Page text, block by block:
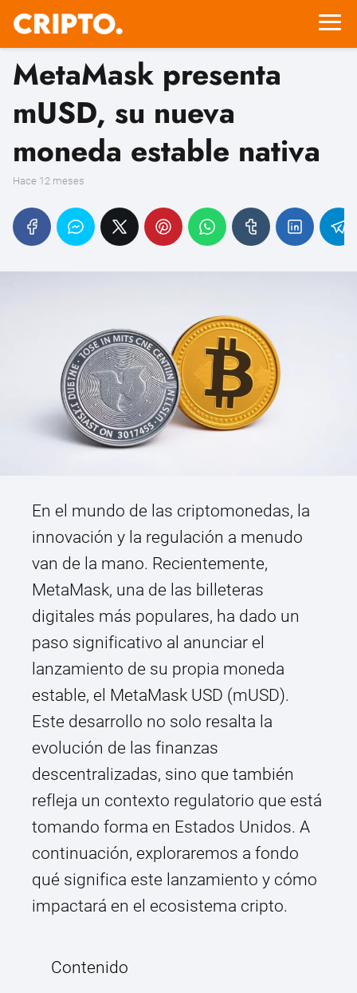
MetaMask presenta
mUSD, su nueva
moneda estable nativa
hace 12 meses
En el mundo de las criptomonedas, la
innovación y la regulación a menudo
van de la mano. Recientemente,
MetaMask, una de las billeteras
digitales más populares, ha dado un
paso significativo al anunciar el
lanzamiento de su propia moneda
estable, el MetaMask USD (mUSD).
Este desarrollo no solo resalta la
evolución de las finanzas
descentralizadas, sino que también
refleja un contexto regulatorio que está
tomando forma en Estados Unidos. A
continuación, exploraremos a fondo
qué significa este lanzamiento y cómo
impactará en el ecosistema cripto.
Contenido